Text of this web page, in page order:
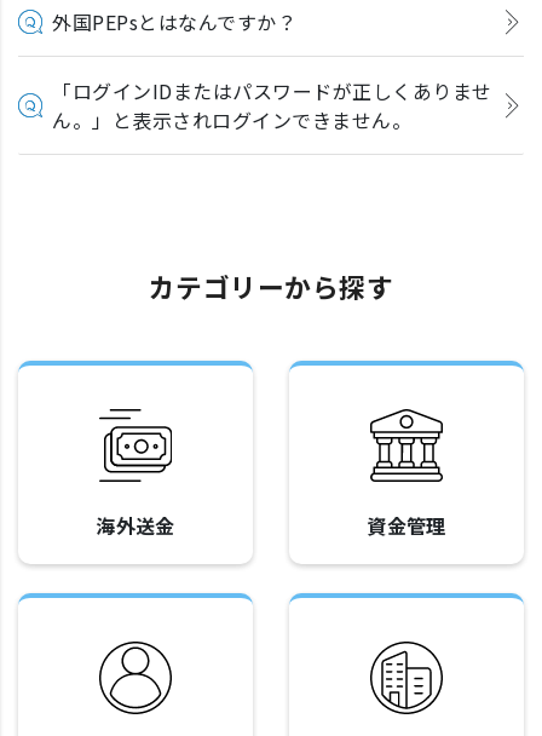
外国PEPsとはなんですか？
「ログインIDまたはパスワードが正しくありませ
ん。」と表示されログインできません。
カテゴリーから探す
海外送金 資金管理